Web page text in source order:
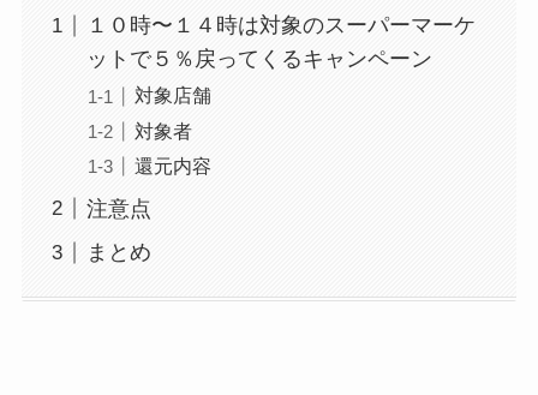
１０時〜１４時は対象のスーパーマーケ
ットで５％戻ってくるキャンペーン
対象店舗
対象者
還元内容
注意点
まとめ